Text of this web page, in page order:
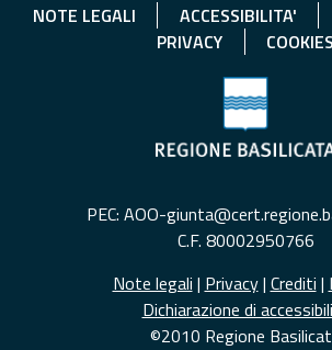
NOTE LEGALI ACCESSIBILITA'
PRIVACY
COOKIES
PEC: AOO-
C.F. 80002950766
Note legali | Privacy| Crediti |
Dichiarazione di
©2010 Regione